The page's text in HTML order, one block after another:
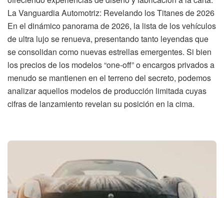
La Vanguardia Automotriz: Revelando los Titanes de 2026
En el dinámico panorama de 2026, la lista de los vehículos
de ultra lujo se renueva, presentando tanto leyendas que
se consolidan como nuevas estrellas emergentes. Si bien
los precios de los modelos “one-off” o encargos privados a
menudo se mantienen en el terreno del secreto, podemos
analizar aquellos modelos de producción limitada cuyas
cifras de lanzamiento revelan su posición en la cima.